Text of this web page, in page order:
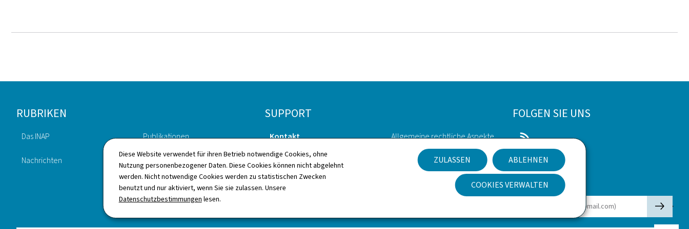
Diese Website verwendet für ihren Betrieb notwendige Cookies, ohne
Nutzung personenbezogener Daten. Diese Cookies können nicht abgelehnt
werden. Nicht notwendige Cookies werden zu statistischen Zwecken
benutzt und nur aktiviert, wenn Sie sie zulassen. Unsere
Datenschutzbestimmungen lesen.
ZULASSEN ABLEHNEN
COOKIES VERWALTEN
Footer
RUBRIKEN
Das INAP
Nachrichten
Publikationen
Verzeichnis
SUPPORT
Kontakt
Sitemap
Informationen zur Webseite
Allgemeine rechtliche Aspekte
Barrierefreiheit
Verwaltung der Cookies
FOLGEN SIE UNS
RSS
Newsletter
🡒